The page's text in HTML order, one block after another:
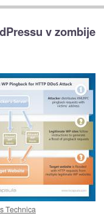
v zombije
Technica